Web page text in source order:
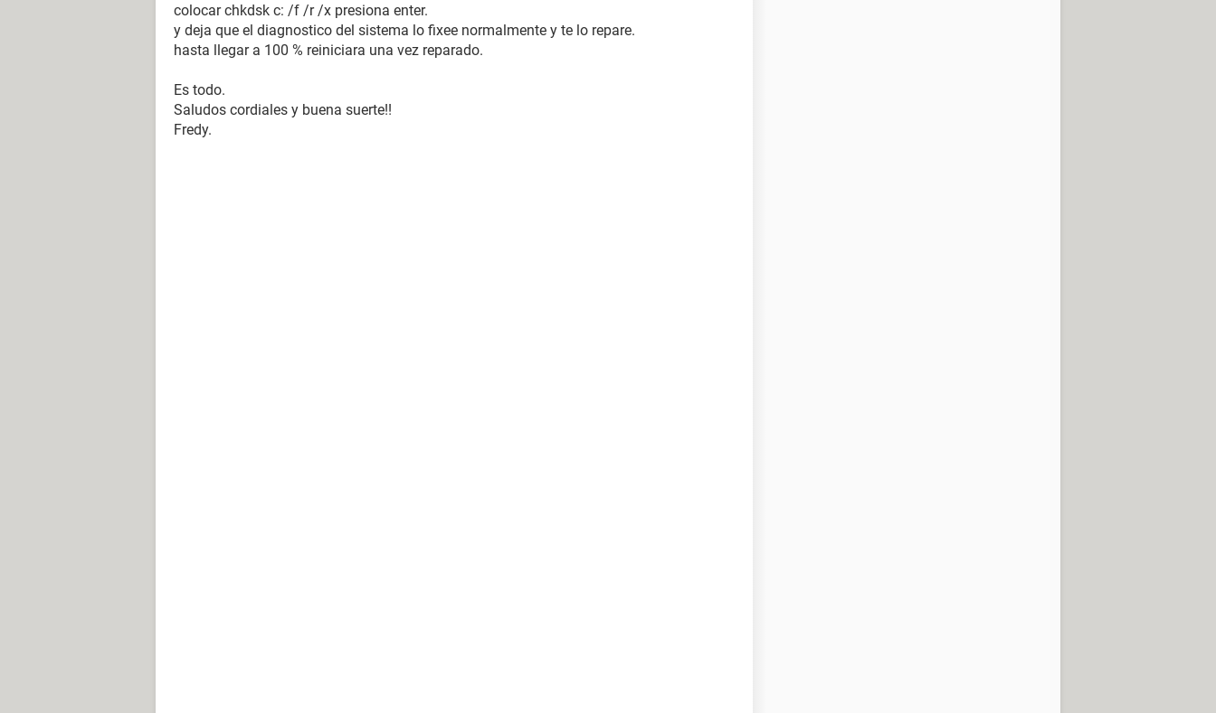
colocar chkdsk c: /f /r /x presiona enter.
y deja que el diagnostico del sistema lo fixee normalmente y te lo repare.
hasta llegar a 100 % reiniciara una vez reparado.
Es todo.
Saludos cordiales y buena suerte!!
Fredy.